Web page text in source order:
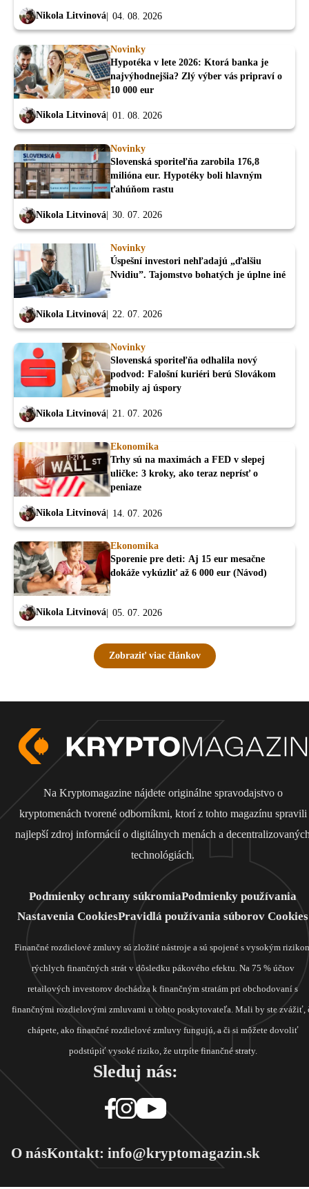
Nikola Litvinová 04. 08. 2026
Novinky
Hypotéka v lete 2026: Ktorá banka je
najvýhodnejšia? Zlý výber vás pripraví o
10 000 eur
Nikola Litvinová 01. 08. 2026
Novinky
Slovenská sporiteľňa zarobila 176,8
milióna eur. Hypotéky boli hlavným
ťahúňom rastu
Nikola Litvinová 30. 07. 2026
Novinky
Úspešní investori nehľadajú „ďalšiu
Nvidiu”. Tajomstvo bohatých je úplne iné
Nikola Litvinová 22. 07. 2026
Novinky
Slovenská sporiteľňa odhalila nový
podvod: Falošní kuriéri berú Slovákom
mobily aj úspory
Nikola Litvinová 21. 07. 2026
Ekonomika
Trhy sú na maximách a FED v slepej
uličke: 3 kroky, ako teraz neprísť o
peniaze
Nikola Litvinová 14. 07. 2026
Ekonomika
Sporenie pre deti: Aj 15 eur mesačne
dokáže vykúzliť až 6 000 eur (Návod)
Nikola Litvinová 05. 07. 2026
Zobraziť viac článkov
Na Kryptomagazine nájdete originálne spravodajstvo o
kryptomenách tvorené odborníkmi, ktorí z tohto magazínu spravili
najlepší zdroj informácií o digitálnych menách a
technológiách.
Podmienky ochrany súkromiaPodmienky používania
Nastavenia CookiesPravidlá používania súborov Cookies
Finančné rozdielové zmluvy sú zložité nástroje a sú spojené s vysokým
rýchlych finančných strát v dôsledku pákového efektu. Na 75 % účtov
retailových investorov dochádza k finančným stratám pri obchodovaní s
finančnými rozdielovými zmluvami u tohto poskytovateľa. Mali by ste zvážiť,
chápete, ako finančné rozdielové zmluvy fungujú, a či si môžete dovoliť
podstúpiť vysoké riziko, že utrpíte finančné straty.
Sleduj nás:
O násKontakt: info@kryptomagazin.sk